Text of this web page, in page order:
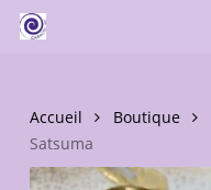
main
Accueil Boutique
Satsuma